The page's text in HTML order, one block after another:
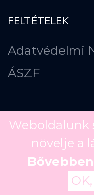
FELTÉTELEK
Adatvédelmi
ÁSZF
Weboldalunk
növelje a